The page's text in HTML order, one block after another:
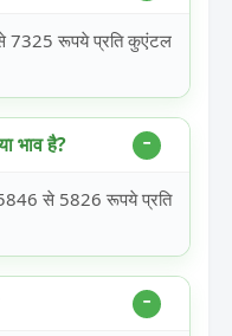
7325 रूपये प्रति कुएंटल
भाव है?
से 5826 रूपये प्रति